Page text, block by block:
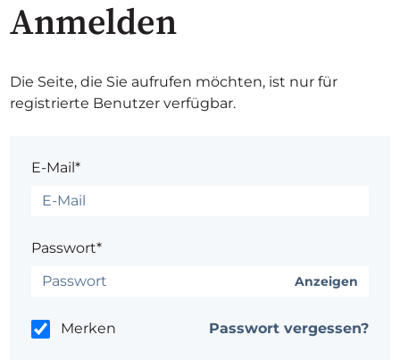
Anmelden
Die Seite, die Sie aufrufen möchten, ist nur für
registrierte Benutzer verfügbar.
E-Mail*
Passwort*
Anzeigen
Merken Passwort vergessen?